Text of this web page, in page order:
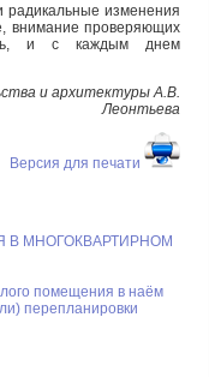
радикальные изменения
внимание проверяющих
и с каждым днем
и архитектуры А.В.
Леонтьева
Версия для печати
МНОГОКВАРТИРНОМ
помещения в наём
перепланировки